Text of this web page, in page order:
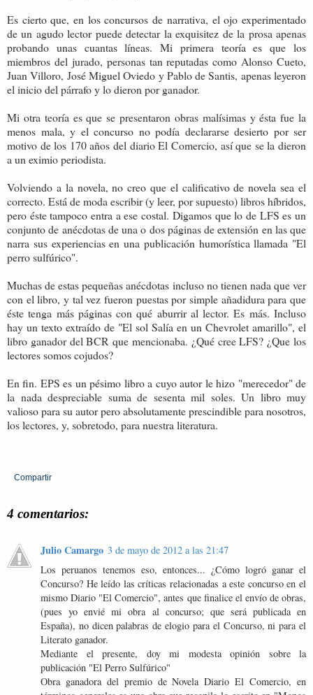
Es cierto que, en los concursos de narrativa, el ojo experimentado
de un agudo lector puede detectar la exquisitez de la prosa apenas
probando unas cuantas líneas. Mi primera teoría es que los
miembros del jurado, personas tan reputadas como Alonso Cueto,
Juan Villoro, José Miguel Oviedo y Pablo de Santis, apenas leyeron
el inicio del párrafo y lo dieron por ganador.
Mi otra teoría es que se presentaron obras malísimas y ésta fue la
menos mala, y el concurso no podía declararse desierto por ser
motivo de los 170 años del diario El Comercio, así que se la dieron
a un eximio periodista.
Volviendo a la novela, no creo que el calificativo de novela sea el
correcto. Está de moda escribir (y leer, por supuesto) libros híbridos,
pero éste tampoco entra a ese costal. Digamos que lo de LFS es un
conjunto de anécdotas de una o dos páginas de extensión en las que
narra sus experiencias en una publicación humorística llamada "El
perro sulfúrico".
Muchas de estas pequeñas anécdotas incluso no tienen nada que ver
con el libro, y tal vez fueron puestas por simple añadidura para que
éste tenga más páginas con qué aburrir al lector. Es más. Incluso
hay un texto extraído de "El sol Salía en un Chevrolet amarillo", el
libro ganador del BCR que mencionaba. ¿Qué cree LFS? ¿Que los
lectores somos cojudos?
En fin. EPS es un pésimo libro a cuyo autor le hizo "merecedor" de
la nada despreciable suma de sesenta mil soles. Un libro muy
valioso para su autor pero absolutamente prescindible para nosotros,
los lectores, y, sobretodo, para nuestra literatura.
Compartir
4 comentarios:
Julio Camargo 3 de mayo de 2012 a las 21:47
Los peruanos tenemos eso, entonces... ¿Cómo logró ganar el
Concurso? He leído las críticas relacionadas a este concurso en el
mismo Diario "El Comercio", antes que finalice el envío de obras,
(pues yo envié mi obra al concurso; que será publicada en
España), no dicen palabras de elogio para el Concurso, ni para el
Literato ganador.
Mediante el presente, doy mi modesta opinión sobre la
publicación "El Perro Sulfúrico"
Obra ganadora del premio de Novela Diario El Comercio, en